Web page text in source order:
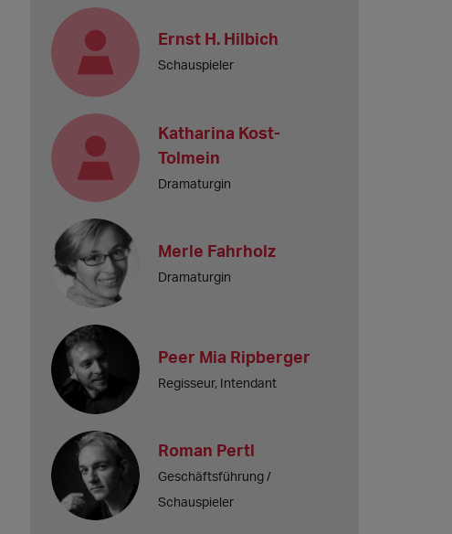
Ernst H. Hilbich
Schauspieler
Katharina Kost-
Tolmein
Dramaturgin
Merle Fahrholz
Dramaturgin
Peer Mia Ripberger
Regisseur, Intendant
Roman Pertl
Geschäftsführung /
Schauspieler